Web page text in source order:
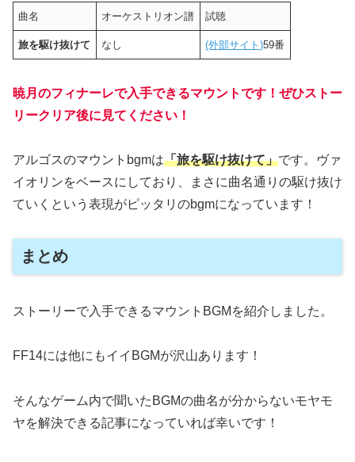
曲名 オーケストリオン譜 試聴
旅を駆け抜けて なし (外部サイト)59番
暁月のフィナーレで入手できるマウントです！ぜひストー
リークリア後に見てください！
アルゴスのマウントbgmは「旅を駆け抜けて」です。ヴァ
イオリンをベースにしており、まさに曲名通りの駆け抜け
ていくという表現がピッタリのbgmになっています！
まとめ
ストーリーで入手できるマウントBGMを紹介しました。
FF14には他にもイイBGMが沢山あります！
そんなゲーム内で聞いたBGMの曲名が分からないモヤモ
ヤを解決できる記事になっていれば幸いです！